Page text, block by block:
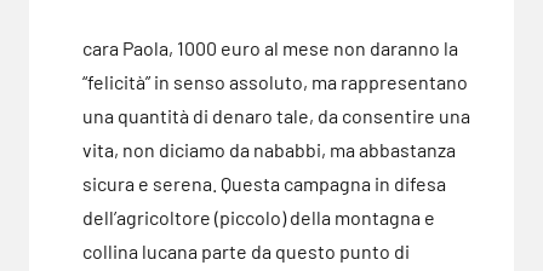
cara Paola, 1000 euro al mese non daranno la
“felicità” in senso assoluto, ma rappresentano
una quantità di denaro tale, da consentire una
vita, non diciamo da nababbi, ma abbastanza
sicura e serena. Questa campagna in difesa
dell’agricoltore (piccolo) della montagna e
collina lucana parte da questo punto di